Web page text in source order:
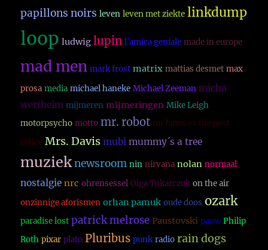
papillons noirs leven leven met ziekte linkdump
loop ludwig lupin l´amica geniale made in europe
mad men mark frost matrix mattias desmet max
prosa media michael haneke Michael Zeeman micha
wertheim mijmeren mijmeringen Mike Leigh
motorpsycho motto mr. robot mr bates vs the post
office Mrs. Davis mubi mummy´s a tree
muzieknewsroom nin nirvana nolan normaal
nostalgie nrc ohrensessel Olga Tokarczuk on the air
onzinnige aforismen orhan pamuk oude doos ozark
paradise lost patrick melrose Paustovski pauw Philip
Roth pixar plato Pluribus punk radio rain dogs